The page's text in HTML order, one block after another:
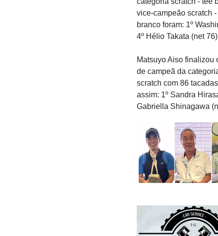
vice-campeão scratch
branco foram: 1º
4º Hélio Takata (net
Matsuyo Aiso finalizou
de campeã da
scratch com 86
assim: 1º Sandra
Gabriella Shinagawa